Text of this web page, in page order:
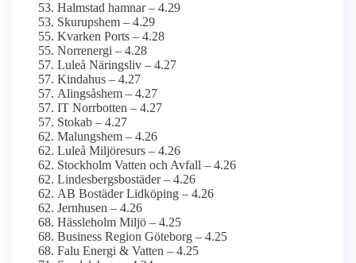
Halmstad hamnar – 4.29
Skurupshem – 4.29
Kvarken Ports – 4.28
Norrenergi – 4.28
Luleå Näringsliv – 4.27
Kindahus – 4.27
Alingsåshem – 4.27
IT Norrbotten – 4.27
Stokab – 4.27
Malungshem – 4.26
Luleå Miljöresurs – 4.26
Stockholm Vatten och Avfall – 4.26
Lindesbergsbostäder – 4.26
AB Bostäder Lidköping – 4.26
Jernhusen – 4.26
Hässleholm Miljö – 4.25
Business Region Göteborg – 4.25
Falu Energi & Vatten – 4.25